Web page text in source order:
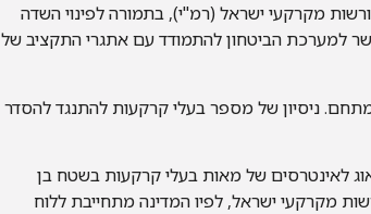
מקרקעי ישראל (רמ"י), בתמורה לפינוי השדה
למערכת הביטחון להתמודד עם אתגרי התקציב של
ניסיון של מספר בעלי קרקעות להתנגד להסדר
לדאוג לאינטרסים של מאות בעלי קרקעות בשטח בן
מקרקעי ישראל, לפיו המדינה מתחייבת ללוח